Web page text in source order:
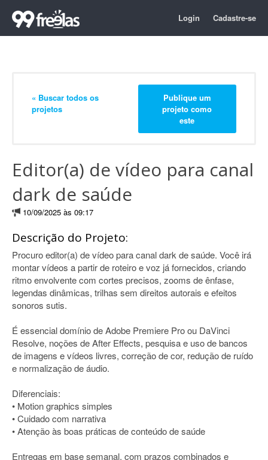
Login Cadastre-se
« Buscar todos os
projetos
Publique um
projeto como
este
Editor(a) de vídeo para canal
dark de saúde
10/09/2025 às 09:17
Descrição do Projeto:
Procuro editor(a) de vídeo para canal dark de saúde. Você irá
montar vídeos a partir de roteiro e voz já fornecidos, criando
ritmo envolvente com cortes precisos, zooms de ênfase,
legendas dinâmicas, trilhas sem direitos autorais e efeitos
sonoros sutis.
É essencial domínio de Adobe Premiere Pro ou DaVinci
Resolve, noções de After Effects, pesquisa e uso de bancos
de imagens e vídeos livres, correção de cor, redução de ruído
e normalização de áudio.
Diferenciais:
• Motion graphics simples
• Cuidado com narrativa
• Atenção às boas práticas de conteúdo de saúde
Entregas em base semanal, com prazos combinados e